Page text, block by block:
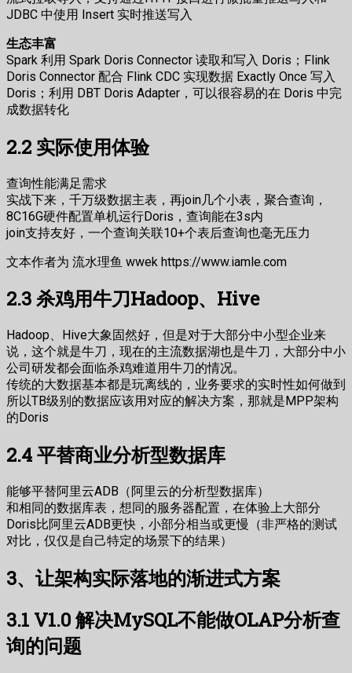
JDBC 中使用 Insert 实时推送写入
生态丰富
Spark 利用 Spark Doris Connector 读取和写入 Doris；Flink
Doris Connector 配合 Flink CDC 实现数据 Exactly Once 写入
Doris；利用 DBT Doris Adapter，可以很容易的在 Doris 中完
成数据转化
2.2 实际使用体验
查询性能满足需求
实战下来，千万级数据主表，再join几个小表，聚合查询，
8C16G硬件配置单机运行Doris，查询能在3s内
join支持友好，一个查询关联10+个表后查询也毫无压力
文本作者为 流水理鱼 wwek https://www.iamle.com
2.3 杀鸡用牛刀Hadoop、Hive
Hadoop、Hive大象固然好，但是对于大部分中小型企业来
说，这个就是牛刀，现在的主流数据湖也是牛刀，大部分中小
公司研发都会面临杀鸡难道用牛刀的情况。
传统的大数据基本都是玩离线的，业务要求的实时性如何做到
所以TB级别的数据应该用对应的解决方案，那就是MPP架构
的Doris
2.4 平替商业分析型数据库
能够平替阿里云ADB（阿里云的分析型数据库）
和相同的数据库表，想同的服务器配置，在体验上大部分
Doris比阿里云ADB更快，小部分相当或更慢（非严格的测试
对比，仅仅是自己特定的场景下的结果）
3、让架构实际落地的渐进式方案
3.1 V1.0 解决MySQL不能做OLAP分析查
询的问题